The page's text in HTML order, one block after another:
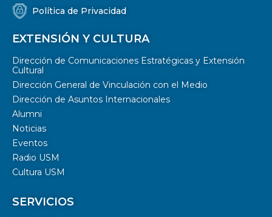
Política de Privacidad
EXTENSIÓN Y CULTURA
Dirección de Comunicaciones Estratégicas y Extensión
Cultural
Dirección General de Vinculación con el Medio
Dirección de Asuntos Internacionales
Alumni
Noticias
Eventos
Radio USM
Cultura USM
SERVICIOS